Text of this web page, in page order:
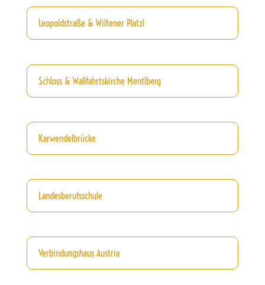
Leopoldstraße & Wiltener Platzl
Schloss & Wallfahrtskirche Mentlberg
Karwendelbrücke
Landesberufsschule
Verbindungshaus Austria